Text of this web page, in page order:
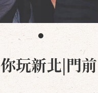
玩新北|門